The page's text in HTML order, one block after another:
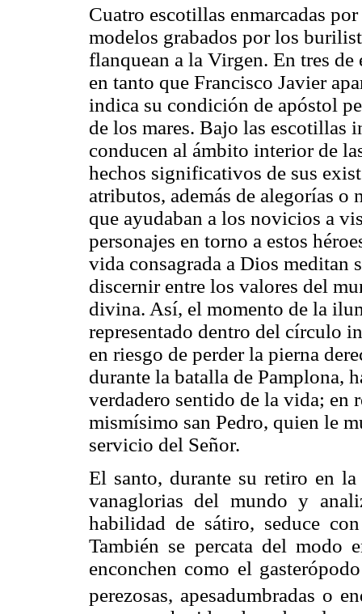
Cuatro escotillas enmarcadas
modelos grabados por los
flanquean a la Virgen. En tres de
en tanto que Francisco Javier
indica su condición de apóstol
de los mares. Bajo las escotillas
conducen al ámbito interior de
hechos significativos de sus
atributos, además de alegorías o
que ayudaban a los novicios a
personajes en torno a estos
vida consagrada a Dios meditan
discernir entre los valores del
divina. Así, el momento de la
representado dentro del círculo
en riesgo de perder la pierna
durante la batalla de Pamplona,
verdadero sentido de la vida; en
mismísimo san Pedro, quien le
servicio del Señor.
El santo, durante su retiro en
vanaglorias del mundo y
habilidad de sátiro, seduce
También se percata del modo
enconchen como el
perezosas, apesadumbradas o